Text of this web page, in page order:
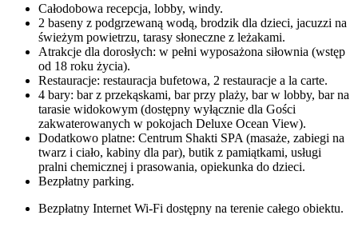
Całodobowa recepcja, lobby, windy.
2 baseny z podgrzewaną wodą, brodzik dla dzieci, jacuzzi na
świeżym powietrzu, tarasy słoneczne z leżakami.
Atrakcje dla dorosłych: w pełni wyposażona siłownia (wstęp
od 18 roku życia).
Restauracje: restauracja bufetowa, 2 restauracje a la carte.
4 bary: bar z przekąskami, bar przy plaży, bar w lobby, bar na
tarasie widokowym (dostępny wyłącznie dla Gości
zakwaterowanych w pokojach Deluxe Ocean View).
Dodatkowo platne: Centrum Shakti SPA (masaże, zabiegi na
twarz i ciało, kabiny dla par), butik z pamiątkami, usługi
pralni chemicznej i prasowania, opiekunka do dzieci.
Bezpłatny parking.
Bezpłatny Internet Wi-Fi dostępny na terenie całego obiektu.